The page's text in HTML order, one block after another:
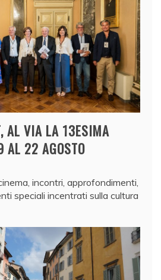
AL VIA LA 13ESIMA
AL 22 AGOSTO
incontri, approfondimenti,
speciali incentrati sulla cultura